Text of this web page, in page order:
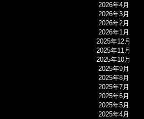
2026年4月
2026年3月
2026年2月
2026年1月
2025年12月
2025年11月
2025年10月
2025年9月
2025年8月
2025年7月
2025年6月
2025年5月
2025年4月